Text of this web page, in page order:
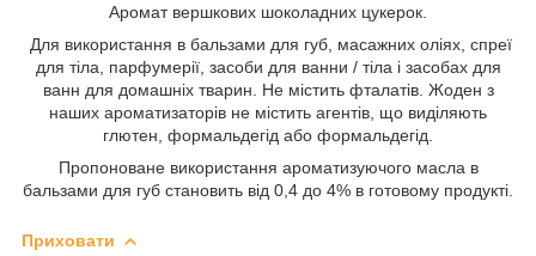
Аромат вершкових шоколадних цукерок.
Для використання в бальзами для губ, масажних оліях, спреї
для тіла, парфумерії, засоби для ванни / тіла і засобах для
ванн для домашніх тварин. Не містить фталатів. Жоден з
наших ароматизаторів не містить агентів, що виділяють
глютен, формальдегід або формальдегід.
Пропоноване використання ароматизуючого масла в
бальзами для губ становить від 0,4 до 4% в готовому продукті.
Приховати